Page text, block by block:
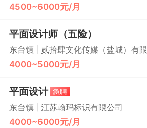
4500~6000元/月
平面设计师（五险）
东台镇 贰拾肆文化传媒（盐城）有
4000~5000元/月
平面设计 急聘
东台镇
江苏翰玛标识有限公司
4000~6000元/月